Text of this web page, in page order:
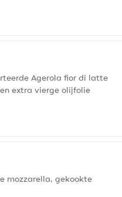
Agerola fior di latte
extra vierge olijfolie
mozzarella, gekookte